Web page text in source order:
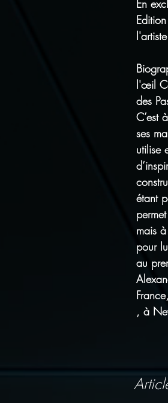
En
l'artiste
l'œil
des
C’est
ses
utilise
étant
mais
pour
au
, à